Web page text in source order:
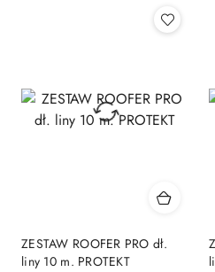
ZESTAW ROOFER PRO dł.
liny 10 m. PROTEKT